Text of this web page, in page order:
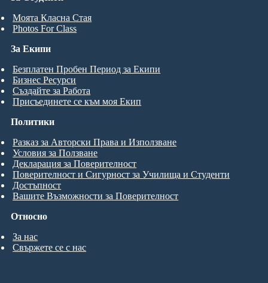
Моята Класна Стая
Photos For Class
За Екипи
Безплатен Пробен Период за Екипи
Бизнес Ресурси
Създайте за Работа
Присъединете се към моя Екип
Относно
За нас
Свържете се с нас
Политики
Разказ за Авторски Права и Използване
Условия за Ползване
Декларация за Поверителност
Поверителност и Сигурност за Училища и Студенти
Достъпност
Вашите Възможности за Поверителност